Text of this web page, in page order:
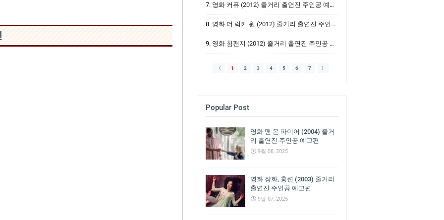
영화 커퓨 (2012) 줄거리 출연진 주인공 예고편
영화 더 럭키 원 (2012) 줄거리 출연진 주인공 예고편
영화 침팬지 (2012) 줄거리 출연진 주인공 예고편
〈 1 2 3 4 5 6 7 〉
Popular Post
영화 맨 온 파이어 (2004) 줄거
리 출연진 주인공 예고편
9월 08, 2025
영화 장화, 홍련 (2003) 줄거리
출연진 주인공 예고편
9월 07, 2025